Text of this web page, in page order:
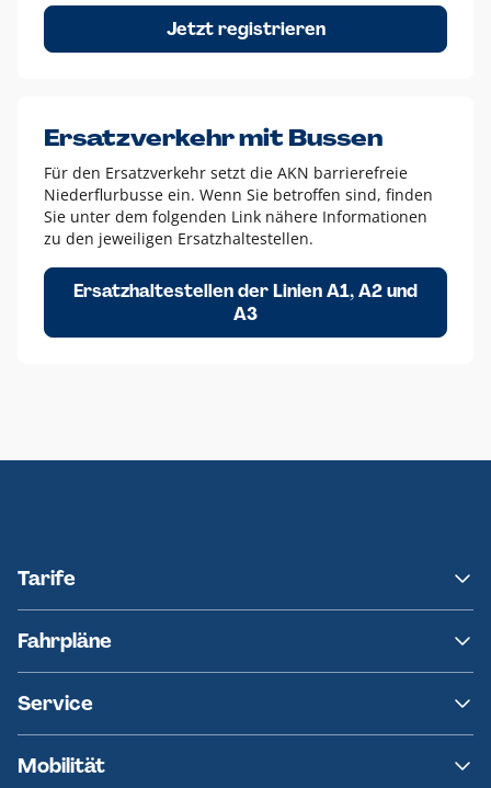
Jetzt registrieren
Ersatzverkehr mit Bussen
Für den Ersatzverkehr setzt die AKN barrierefreie
Niederflurbusse ein. Wenn Sie betroffen sind, finden
Sie unter dem folgenden Link nähere Informationen
zu den jeweiligen Ersatzhaltestellen.
Ersatzhaltestellen der Linien A1, A2 und
A3
Tarife
hvv
Fahrpläne
Ersatzverkehr
AKN News-Service
Service
Fundsachen
Mobilität